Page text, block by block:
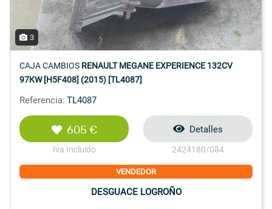
3
CAJA CAMBIOS RENAULT MEGANE EXPERIENCE 132CV
97KW [H5F408] (2015) [TL4087]
Referencia: TL4087
605 €
Iva Incluido
Detalles
2424180/084
VENDEDOR
DESGUACE LOGROÑO